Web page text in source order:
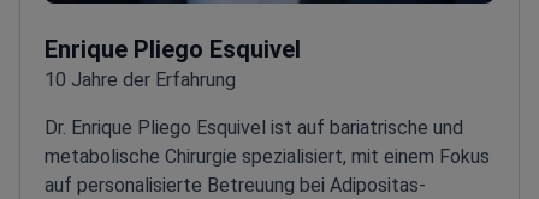
Enrique Pliego Esquivel
10 Jahre der Erfahrung
Dr. Enrique Pliego Esquivel ist auf bariatrische und
metabolische Chirurgie spezialisiert, mit einem Fokus
auf personalisierte Betreuung bei Adipositas-